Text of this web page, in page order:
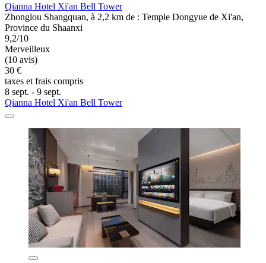
Qianna Hotel Xi'an Bell Tower
Zhonglou Shangquan, à 2,2 km de : Temple Dongyue de Xi'an,
Province du Shaanxi
9,2/10
Merveilleux
(10 avis)
30 €
taxes et frais compris
8 sept. - 9 sept.
Qianna Hotel Xi'an Bell Tower